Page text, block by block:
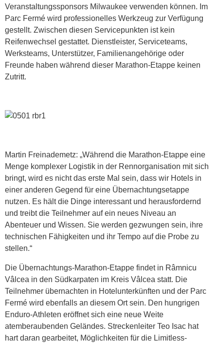
Veranstaltungssponsors Milwaukee verwenden können. Im
Parc Fermé wird professionelles Werkzeug zur Verfügung
gestellt. Zwischen diesen Servicepunkten ist kein
Reifenwechsel gestattet. Dienstleister, Serviceteams,
Werksteams, Unterstützer, Familienangehörige oder
Freunde haben während dieser Marathon-Etappe keinen
Zutritt.
Martin Freinademetz: „Während die Marathon-Etappe eine
Menge komplexer Logistik in der Rennorganisation mit sich
bringt, wird es nicht das erste Mal sein, dass wir Hotels in
einer anderen Gegend für eine Übernachtungsetappe
nutzen. Es hält die Dinge interessant und herausfordernd
und treibt die Teilnehmer auf ein neues Niveau an
Abenteuer und Wissen. Sie werden gezwungen sein, ihre
technischen Fähigkeiten und ihr Tempo auf die Probe zu
stellen.“
Die Übernachtungs-Marathon-Etappe findet in Râmnicu
Vâlcea in den Südkarpaten im Kreis Vâlcea statt. Die
Teilnehmer übernachten in Hotelunterkünften und der Parc
Fermé wird ebenfalls an diesem Ort sein. Den hungrigen
Enduro-Athleten eröffnet sich eine neue Weite
atemberaubenden Geländes. Streckenleiter Teo Isac hat
hart daran gearbeitet, Möglichkeiten für die Limitless-